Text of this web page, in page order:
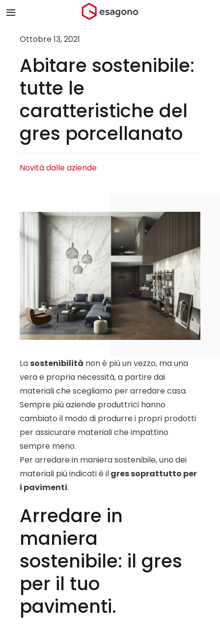
contenuto
Toggle
Navigation
Chi siamo
Store
Ottobre 13, 2021
Abitare sostenibile:
tutte le
caratteristiche del
gres porcellanato
Novità dalle aziende
La sostenibilità non è più un vezzo, ma una
vera e propria necessità, a partire dai
materiali che scegliamo per arredare casa.
Sempre più aziende produttrici hanno
cambiato il modo di produrre i propri prodotti
per assicurare materiali che impattino
sempre meno.
Per arredare in maniera sostenibile, uno dei
materiali più indicati è ilgres soprattutto per
i pavimenti.
Arredare in
maniera
sostenibile: il gres
per il tuo
pavimenti.